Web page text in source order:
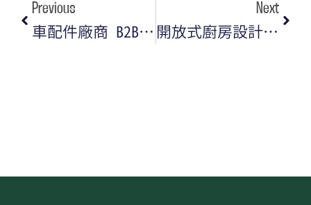
Previous
車配件廠商 B2B SEO 行銷攻略｜如何讓國際買家找到你？
Next
開放式廚房設計行銷攻略｜如何透過 SEO 優化與品牌經營打造高搜尋、高信任的設計品牌